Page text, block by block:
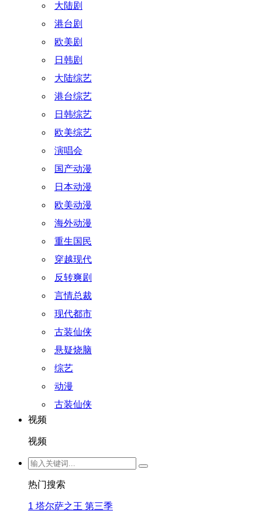
大陆剧
港台剧
欧美剧
日韩剧
大陆综艺
港台综艺
日韩综艺
欧美综艺
演唱会
国产动漫
日本动漫
欧美动漫
海外动漫
重生国民
穿越现代
反转爽剧
言情总裁
现代都市
古装仙侠
悬疑烧脑
综艺
动漫
古装仙侠
视频
视频
热门搜索
1 塔尔萨之王 第三季